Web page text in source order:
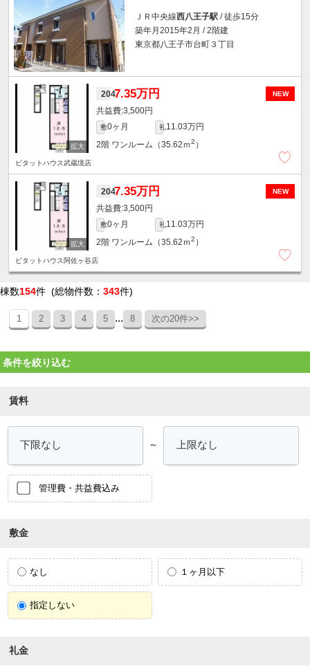
ＪＲ中央線西八王子駅 / 徒歩15分
築年月2015年2月 / 2階建
東京都八王子市台町３丁目
NEW
2047.35万円
3,500円
敷0ヶ月 礼11.03万円
2階 ワンルーム（35.62ｍ2 ）
ピタットハウス武蔵境店
NEW
2047.35万円
3,500円
敷0ヶ月 礼11.03万円
2階 ワンルーム（35.62ｍ2 ）
ピタットハウス阿佐ヶ谷店
棟数154件 (総物件数： 343件)
1 2 3 4 5 ... 8 次の20件>>
条件を絞り込む
賃料
～
管理費・共益費込み
敷金
なし １ヶ月以下
指定しない
礼金